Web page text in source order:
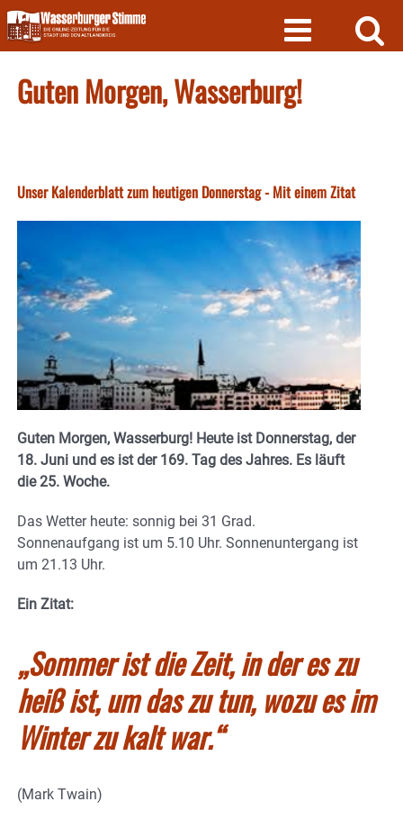
Skip
to
content
Guten Morgen, Wasserburg!
Unser Kalenderblatt zum heutigen Donnerstag - Mit einem Zitat
Guten Morgen, Wasserburg! Heute ist Donnerstag, der
18. Juni und es ist der 169. Tag des Jahres. Es läuft
die 25. Woche.
Das Wetter heute: sonnig bei 31 Grad.
Sonnenaufgang ist um 5.10 Uhr. Sonnenuntergang ist
um 21.13 Uhr.
Ein Zitat:
„Sommer ist die Zeit, in der es zu
heiß ist, um das zu tun, wozu es im
Winter zu kalt war.“
(Mark Twain)